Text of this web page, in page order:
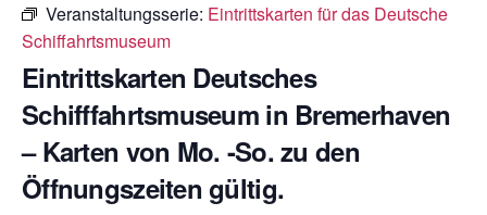
Veranstaltungsserie: Eintrittskarten für das Deutsche
Schiffahrtsmuseum
Eintrittskarten Deutsches
Schifffahrtsmuseum in Bremerhaven
– Karten von Mo. -So. zu den
Öffnungszeiten gültig.